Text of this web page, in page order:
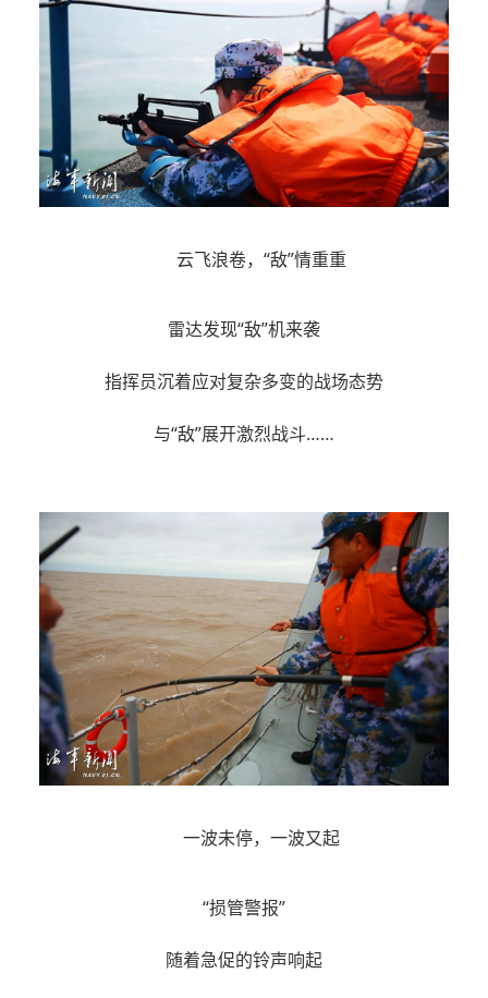
云飞浪卷，“敌”情重重
雷达发现“敌”机来袭
指挥员沉着应对复杂多变的战场态势
与“敌”展开激烈战斗……
一波未停，一波又起
“损管警报”
随着急促的铃声响起